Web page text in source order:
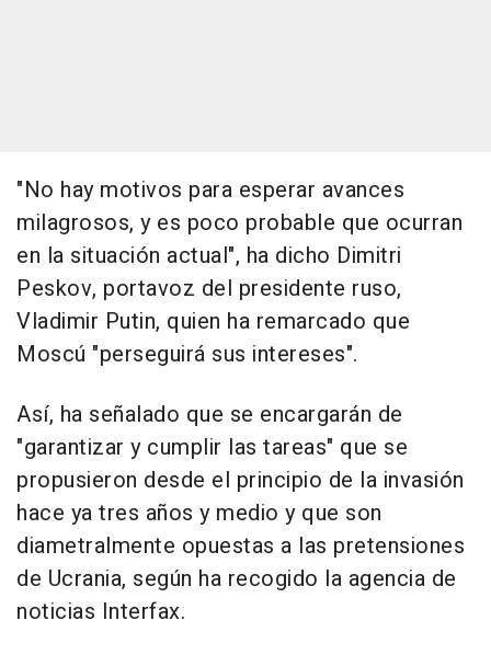
"No hay motivos para esperar avances
milagrosos, y es poco probable que ocurran
en la situación actual", ha dicho Dimitri
Peskov, portavoz del presidente ruso,
Vladimir Putin, quien ha remarcado que
Moscú "perseguirá sus intereses".
Así, ha señalado que se encargarán de
"garantizar y cumplir las tareas" que se
propusieron desde el principio de la invasión
hace ya tres años y medio y que son
diametralmente opuestas a las pretensiones
de Ucrania, según ha recogido la agencia de
noticias Interfax.